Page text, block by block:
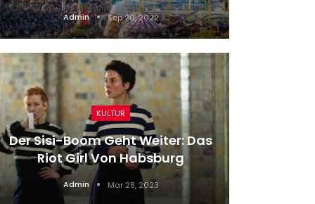
Admin Sep 20, 2022
KULTUR
Der Sisi-Boom Geht Weiter: Das
Riot Girl Von Habsburg
Admin Mar 28, 2023